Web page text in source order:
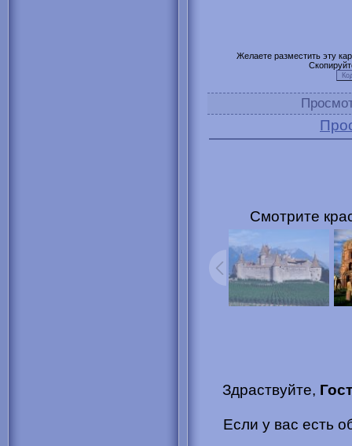
Желаете разместить эту
Смотрите
Здраствуйте,
Если у вас есть